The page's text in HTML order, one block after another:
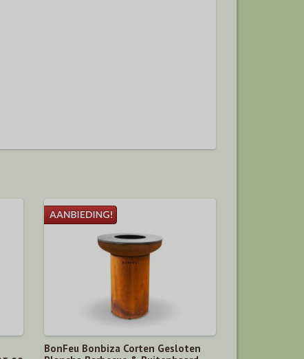
BonFeu Bonbiza Corten Gesloten